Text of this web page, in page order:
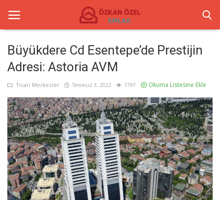
Anasayfa
Ticari Merkezler
Ticari Gayrimenkul
Türkçe
Büyükdere Cd Esentepe’de Prestijin
Adresi: Astoria AVM
Ticari Merkezler Temmuz 3, 2022 1797 Okuma Listesine Ekle